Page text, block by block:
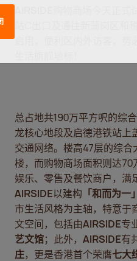
总占地共190万平方呎的综
龙核心地段及启德港铁站上
交通网络。楼高47层的综
楼，而购物商场面积则达
娱乐、零售及餐饮商户，满
AIRSIDE以建构 「和而为一
市生活风格为主轴，特意于
文空间，包括由AIRSIDE专
艺文馆；此外， AIRSIDE有
庄，更是香港首个荣膺七大